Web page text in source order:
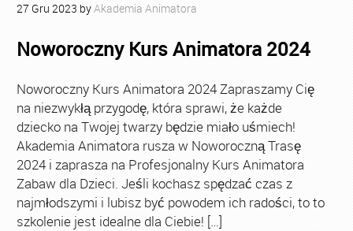
27 Gru 2023 byAkademia Animatora
Noworoczny Kurs Animatora 2024
Noworoczny Kurs Animatora 2024 Zapraszamy Cię
na niezwykłą przygodę, która sprawi, że każde
dziecko na Twojej twarzy będzie miało uśmiech!
Akademia Animatora rusza w Noworoczną Trasę
2024 i zaprasza na Profesjonalny Kurs Animatora
Zabaw dla Dzieci. Jeśli kochasz spędzać czas z
najmłodszymi i lubisz być powodem ich radości, to to
szkolenie jest idealne dla Ciebie! […]